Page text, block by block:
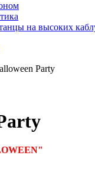
на высоких
Party